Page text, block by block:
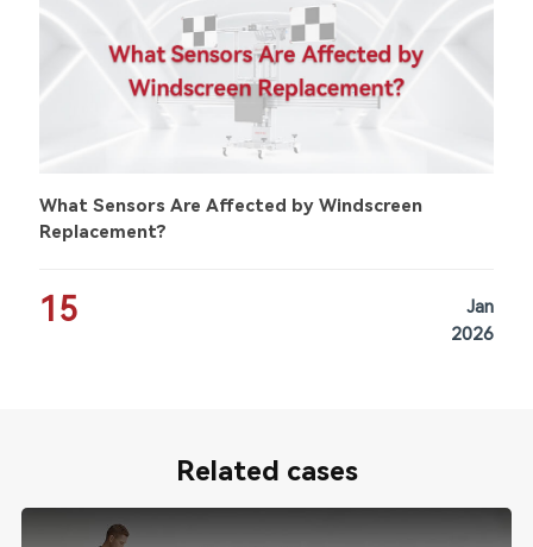
What Sensors Are Affected by Windscreen
Replacement?
15
Jan
2026
Related cases